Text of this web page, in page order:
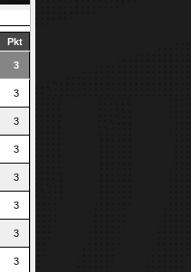
Pkt
3
3
3
3
3
3
3
3